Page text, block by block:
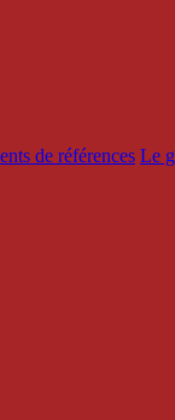
de références Le